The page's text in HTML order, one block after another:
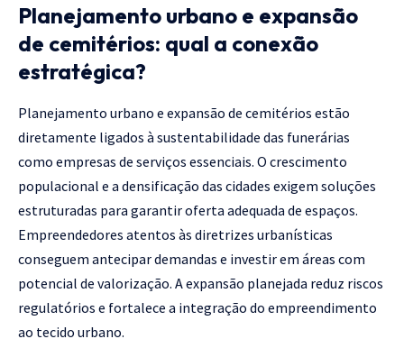
Planejamento urbano e expansão
de cemitérios: qual a conexão
estratégica?
Planejamento urbano e expansão de cemitérios estão
diretamente ligados à sustentabilidade das funerárias
como empresas de serviços essenciais. O crescimento
populacional e a densificação das cidades exigem soluções
estruturadas para garantir oferta adequada de espaços.
Empreendedores atentos às diretrizes urbanísticas
conseguem antecipar demandas e investir em áreas com
potencial de valorização. A expansão planejada reduz riscos
regulatórios e fortalece a integração do empreendimento
ao tecido urbano.